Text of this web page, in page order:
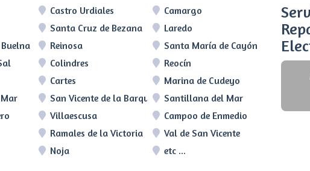
Castro Urdiales
Camargo
Santa Cruz de Bezana
Laredo
Reinosa
Santa María de Cayón
Colindres
Reocín
Cartes
Marina de Cudeyo
San Vicente de la Barquera Santillana del Mar
Villaescusa
Campoo de Enmedio
Ramales de la Victoria
Val de San Vicente
Noja etc ...